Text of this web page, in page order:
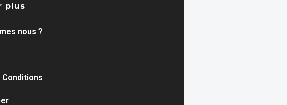
plus
nous ?
Conditions